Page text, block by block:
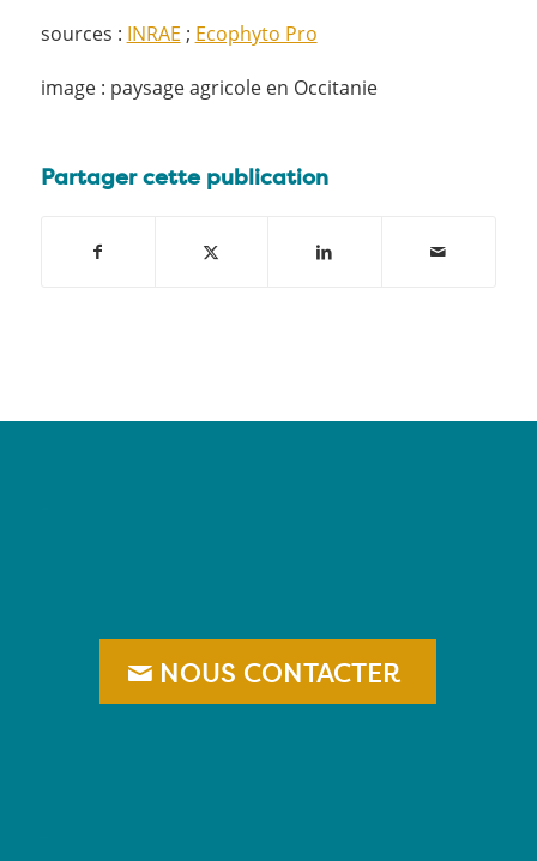
sources : INRAE ; Ecophyto Pro
image : paysage agricole en Occitanie
Partager cette publication
NOUS CONTACTER